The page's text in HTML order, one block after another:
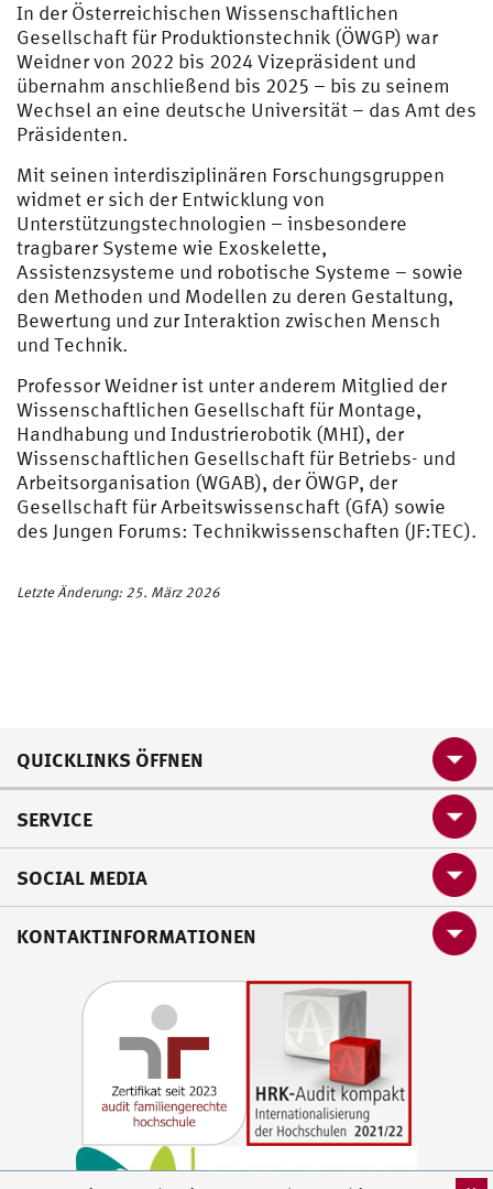
In der Österreichischen Wissenschaftlichen
Gesellschaft für Produktionstechnik (ÖWGP) war
Weidner von 2022 bis 2024 Vizepräsident und
übernahm anschließend bis 2025 – bis zu seinem
Wechsel an eine deutsche Universität – das Amt des
Präsidenten.
Mit seinen interdisziplinären Forschungsgruppen
widmet er sich der Entwicklung von
Unterstützungstechnologien – insbesondere
tragbarer Systeme wie Exoskelette,
Assistenzsysteme und robotische Systeme – sowie
den Methoden und Modellen zu deren Gestaltung,
Bewertung und zur Interaktion zwischen Mensch
und Technik.
Professor Weidner ist unter anderem Mitglied der
Wissenschaftlichen Gesellschaft für Montage,
Handhabung und Industrierobotik (MHI), der
Wissenschaftlichen Gesellschaft für Betriebs- und
Arbeitsorganisation (WGAB), der ÖWGP, der
Gesellschaft für Arbeitswissenschaft (GfA) sowie
des Jungen Forums: Technikwissenschaften (JF:TEC).
Letzte Änderung: 25. März 2026
QUICKLINKS ÖFFNEN
SERVICE
SOCIAL MEDIA
KONTAKTINFORMATIONEN